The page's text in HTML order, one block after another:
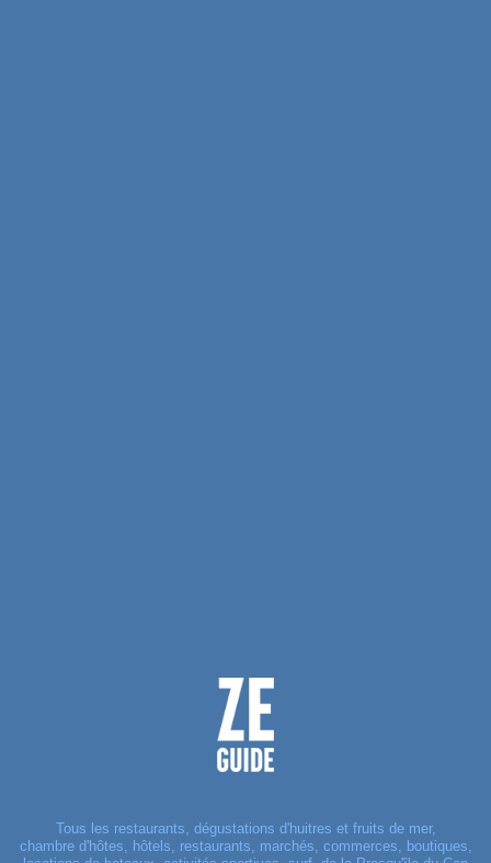
Tous les restaurants, dégustations d'huitres et fruits de mer,
chambre d'hôtes, hôtels, restaurants, marchés, commerces, boutiques,